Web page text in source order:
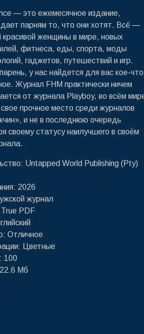
— это ежемесячное издание,
парням то, что они хотят. Всё —
красивой женщины в мире, новых
фитнеса, еды, спорта, моды
гаджетов, путешествий и игр.
у нас найдется для вас кое-что
Журнал FHM практически ничем
от журнала Playboy, во всём
свое прочное место среди журналов
и не в последнюю очередь
своему статусу наилучшего в своём
Untapped World Publishing (Pty)
2026
журнал
PDF
Отличное
Цветные
100
Мб